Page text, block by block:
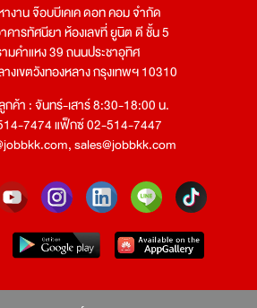
งาน จ๊อบบีเคเค ดอท คอม จำกัด
คารทัศนียา ห้องเลขที่ ยูนิต ดี ชั้น 5
มคำแหง 39 ถนนประชาอุทิศ
างเขตวังทองหลาง กรุงเทพฯ 10310
ค้า : จันทร์-เสาร์ 8:30-18:00 น.
7474 แฟ็กซ์ 02-514-7447
,sales@jobbkk.com